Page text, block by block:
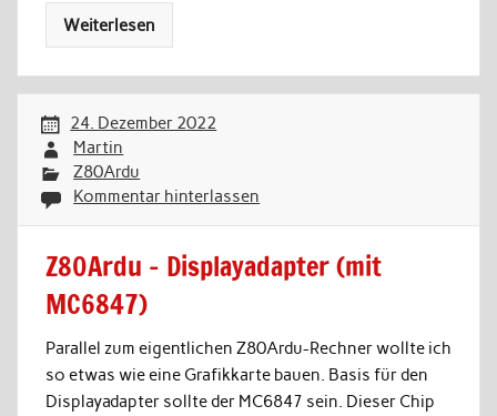
Weiterlesen
24. Dezember 2022
Martin
Z80Ardu
Kommentar hinterlassen
Z80Ardu – Displayadapter (mit
MC6847)
Parallel zum eigentlichen Z80Ardu-Rechner wollte ich
so etwas wie eine Grafikkarte bauen. Basis für den
Displayadapter sollte der MC6847 sein. Dieser Chip